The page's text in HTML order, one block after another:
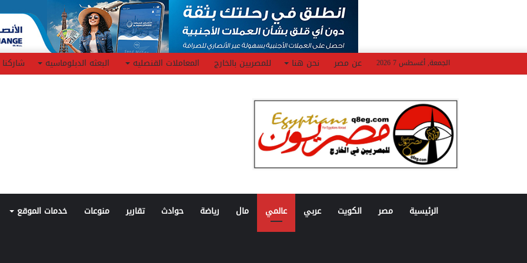
الجمعة, أغسطس 7 2026 عن مصر نحن هنا للمصريين بالخارج المعاملات القنصليه البعثه الدبلوماسيه شاركنا
الرئيسية مصر الكويت عربي عالمي مال رياضة حوادث تقارير منوعات خدمات الموقع